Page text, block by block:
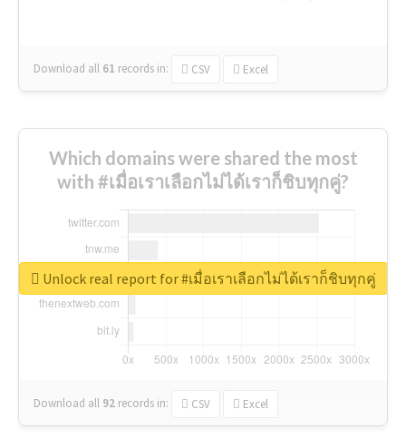
Download all 61 records in: CSV Excel
Which domains were shared the most
with #เมื่อเราเลือกไม่ได้เราก็ชิบทุกคู่?
Download all 92 records in: CSV Excel
Unlock real report for #เมื่อเราเลือกไม่ได้เราก็ชิบทุกคู่